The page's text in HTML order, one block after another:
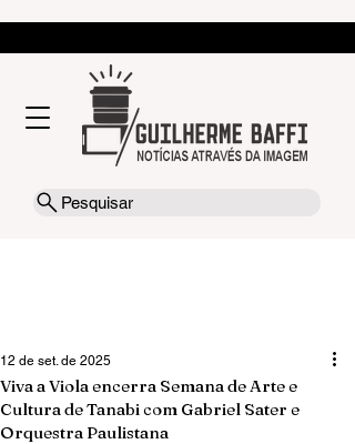
Pesquisar
Viva a Viola encerra Semana de Arte e
Cultura de Tanabi com Gabriel Sater e
Orquestra Paulistana
12 de set. de 2025